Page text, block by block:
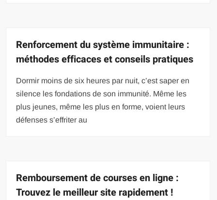
Renforcement du système immunitaire :
méthodes efficaces et conseils pratiques
Dormir moins de six heures par nuit, c’est saper en
silence les fondations de son immunité. Même les
plus jeunes, même les plus en forme, voient leurs
défenses s’effriter au
Remboursement de courses en ligne :
Trouvez le meilleur site rapidement !